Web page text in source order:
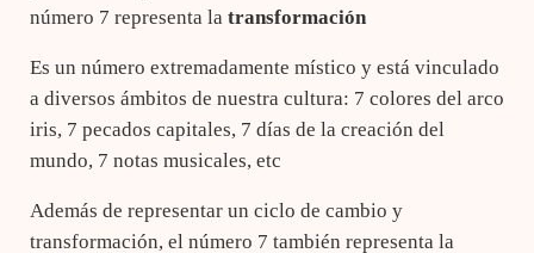
número 7 representa la transformación
Es un número extremadamente místico y está vinculado
a diversos ámbitos de nuestra cultura: 7 colores del arco
iris, 7 pecados capitales, 7 días de la creación del
mundo, 7 notas musicales, etc
Además de representar un ciclo de cambio y
transformación, el número 7 también representa la